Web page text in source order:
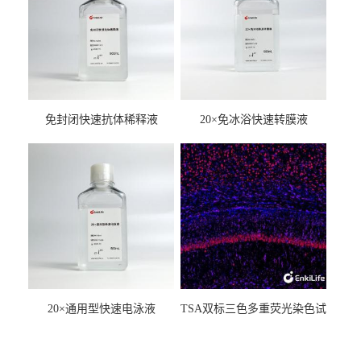
免封闭快速抗体稀释液 20×免冰浴快速转膜液
20×通用型快速电泳液
TSA双标三色多重荧光染色试